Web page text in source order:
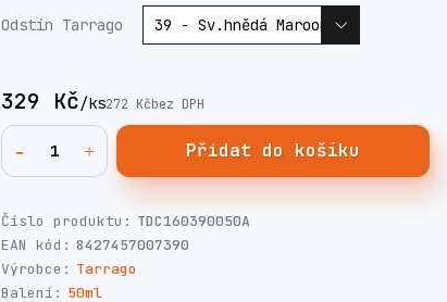
Odstín Tarrago
329 Kč/ks272 Kčbez DPH
Přidat do košíku
Číslo produktu: TDC160390050A
EAN kód: 8427457007390
Výrobce: Tarrago
Balení: 50ml